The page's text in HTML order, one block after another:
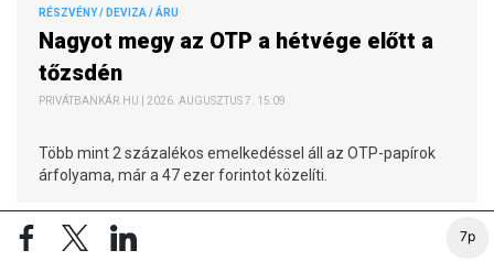
7p
RÉSZVÉNY / DEVIZA / ÁRU
Nagyot megy az OTP a hétvége előtt a
tőzsdén
PRIVÁTBANKÁR.HU | 2026. AUGUSZTUS 7. 15:09
Több mint 2 százalékos emelkedéssel áll az OTP-papírok
árfolyama, már a 47 ezer forintot közelíti.